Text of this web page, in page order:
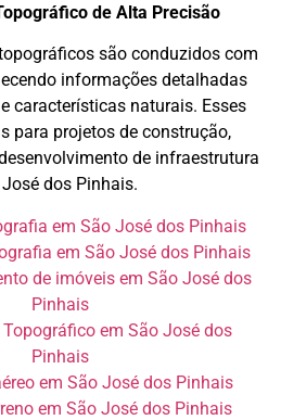
de Alta Precisão
são conduzidos com
informações detalhadas
características naturais. Esses
para projetos de construção,
de infraestrutura
dos Pinhais.
em São José dos Pinhais
em São José dos Pinhais
de imóveis em São José dos
Pinhais
em São José dos
Pinhais
em São José dos Pinhais
em São José dos Pinhais